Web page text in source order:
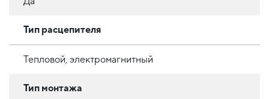
Тип расцепителя
Тепловой, электромагнитный
Тип монтажа